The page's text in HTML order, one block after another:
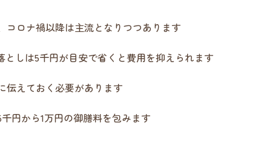
コロナ禍以降は主流となりつつあります
としは5千円が目安で省くと費用を抑えられます
伝えておく必要があります
円から1万円の御膳料を包みます